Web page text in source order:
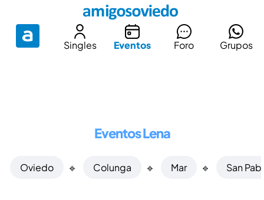
Singles Eventos Foro Grupos
Eventos Lena
Oviedo 🔹 Colunga 🔹 Mar 🔹 San